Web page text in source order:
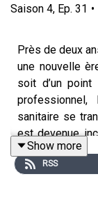
Saison 4, Ep. 31 •
Près de deux
une nouvelle
soit d’un
sanitaire se
est devenue
pour les
Dans cet
Show more
RSS